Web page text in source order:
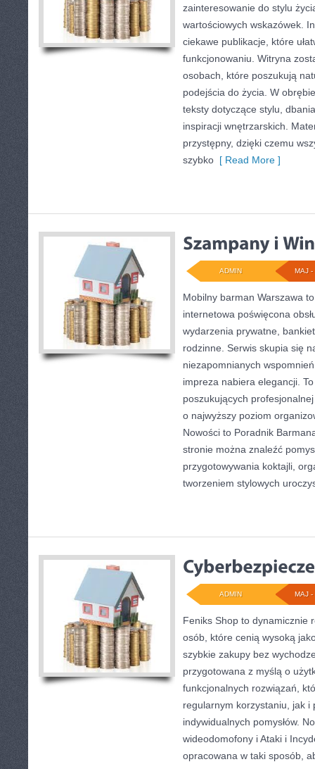
zainteresowanie do stylu
wartościowych wskazówek.
ciekawe publikacje, które
funkcjonowaniu. Witryna
osobach, które poszukują
podejścia do życia. W
teksty dotyczące stylu,
inspiracji wnętrzarskich.
przystępny, dzięki czemu
szybko [ Read More ]
MAJ -
ADMIN
Mobilny barman Warszawa
internetowa poświęcona
wydarzenia prywatne,
rodzinne. Serwis skupia się
niezapomnianych
impreza nabiera elegancji.
poszukujących
o najwyższy poziom
Nowości to Poradnik
stronie można znaleźć
przygotowywania koktajli,
tworzeniem stylowych
MAJ -
ADMIN
Feniks Shop to dynamicznie
osób, które cenią wysoką
szybkie zakupy bez
przygotowana z myślą o
funkcjonalnych rozwiązań,
regularnym korzystaniu, jak i
indywidualnych pomysłów.
wideodomofony i Ataki i
opracowana w taki sposób,